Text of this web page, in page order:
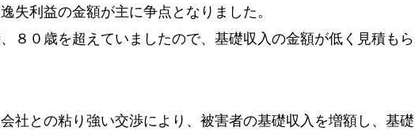
失利益の金額が主に争点となりました。
８０歳を超えていましたので、基礎収入の金額が低く見積も
社との粘り強い交渉により、被害者の基礎収入を増額し、基